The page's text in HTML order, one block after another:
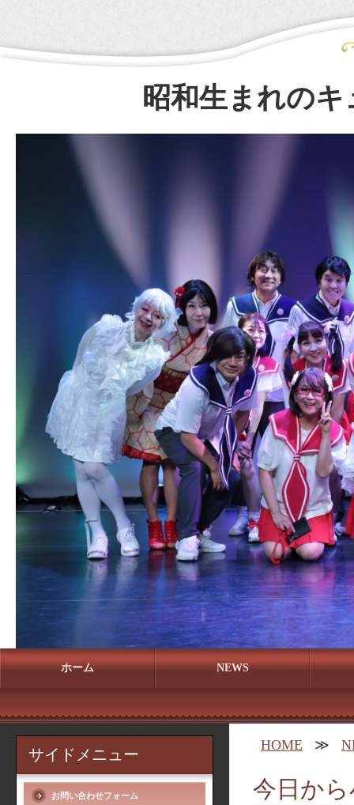
昭和生まれの
ホーム NEWS
HOME ≫
今日か
サイドメニュー
お問い合わせフォーム